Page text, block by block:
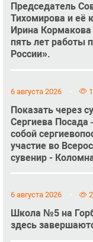
Председатель
Тихомирова и её
Ирина
пять лет работы
России».
6 августа 2026
Показать через
Сергиева Посада
собой
участие во
сувенир -
6 августа 2026
Школа №5 на
здесь